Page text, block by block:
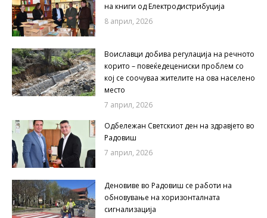
на книги од Електродистрибуција
8 април, 2026
Воиславци добива регулација на речното
корито – повеќедецениски проблем со
кој се соочуваа жителите на ова населено
место
7 април, 2026
Одбележан Светскиот ден на здравјето во
Радовиш
7 април, 2026
Деновиве во Радовиш се работи на
обновување на хоризонталната
сигнализација